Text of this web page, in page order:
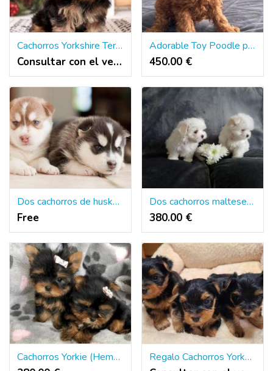
Cachorros Yorkshire Terrier Miniatura
Consultar con el vendedor
Adorable Toy Poodle puppies.
450.00 €
Dos cachorros de husky siberiano de primera calidad disponibles
Free
Dos cachorros malteses de primera clase disponibles
380.00 €
Cachorros Yorkie (Hembra y Macho) Regalo Cachorros Yorkshire Terrier Mini Toy whatsapp:613372697